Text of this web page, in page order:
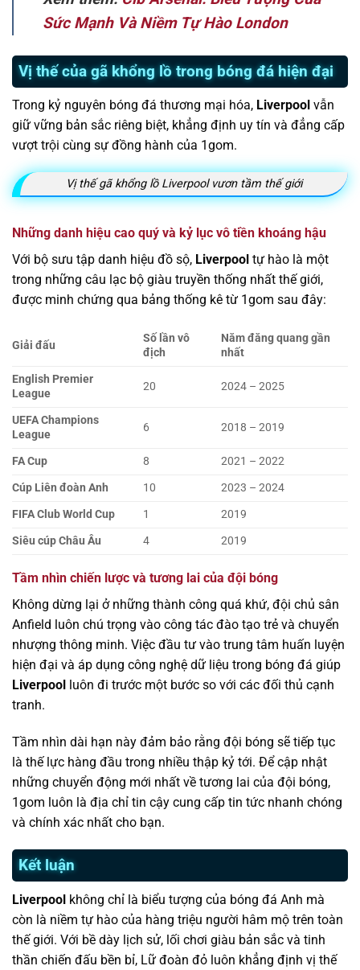
Sức Mạnh Và Niềm Tự Hào London
Vị thế của gã khổng lồ trong bóng đá hiện đại
Trong kỷ nguyên bóng đá thương mại hóa, Liverpool vẫn
giữ vững bản sắc riêng biệt, khẳng định uy tín và đẳng cấp
vượt trội cùng sự đồng hành của 1gom.
Vị thế gã khổng lồ Liverpool vươn tầm thế giới
Những danh hiệu cao quý và kỷ lục vô tiền khoáng hậu
Với bộ sưu tập danh hiệu đồ sộ, Liverpool tự hào là một
trong những câu lạc bộ giàu truyền thống nhất thế giới,
được minh chứng qua bảng thống kê từ 1gom sau đây:
Giải đấu
Số lần vô
địch
Năm đăng quang gần
nhất
English Premier
League
20 2024 – 2025
UEFA Champions
League
6 2018 – 2019
FA Cup 8
2021 – 2022
Cúp Liên đoàn Anh
10
2023 – 2024
FIFA Club World Cup
1
2019
Siêu cúp Châu Âu
4 2019
Tầm nhìn chiến lược và tương lai của đội bóng
Không dừng lại ở những thành công quá khứ, đội chủ sân
Anfield luôn chú trọng vào công tác đào tạo trẻ và chuyển
nhượng thông minh. Việc đầu tư vào trung tâm huấn luyện
hiện đại và áp dụng công nghệ dữ liệu trong bóng đá giúp
Liverpool
luôn đi trước một bước so với các đối thủ cạnh
tranh.
Tầm nhìn dài hạn này đảm bảo rằng đội bóng sẽ tiếp tục
là thế lực hàng đầu trong nhiều thập kỷ tới. Để cập nhật
những chuyển động mới nhất về tương lai của đội bóng,
1gom luôn là địa chỉ tin cậy cung cấp tin tức nhanh chóng
và chính xác nhất cho bạn.
Kết luận
Liverpool không chỉ là biểu tượng của bóng đá Anh mà
còn là niềm tự hào của hàng triệu người hâm mộ trên toàn
thế giới. Với bề dày lịch sử, lối chơi giàu bản sắc và tinh
thần chiến đấu bền bỉ, Lữ đoàn đỏ luôn khẳng định vị thế